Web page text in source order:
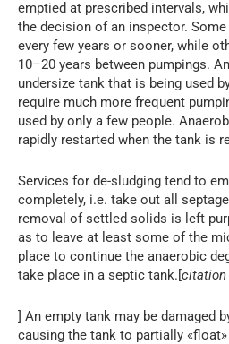
emptied at prescribed intervals,
the decision of an inspector.
every few years or sooner, while
10–20 years between pumpings.
undersize tank that is being used
require much more frequent
used by only a few people.
rapidly restarted when the tank is
Services for de-sludging tend to
completely, i.e. take out all
removal of settled solids is left
as to leave at least some of the
place to continue the anaerobic
take place in a septic tank.[citation
] An empty tank may be damaged
causing the tank to partially